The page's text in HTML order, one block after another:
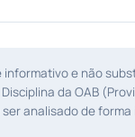
e não
da OAB
analisado de forma